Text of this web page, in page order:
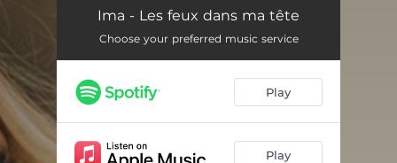
Les feux dans ma tête 03:28
Ima - Les feux dans ma tête
Choose your preferred music service
Play
Play